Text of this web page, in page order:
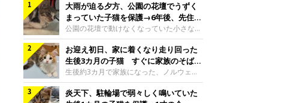
大雨が迫る夕方、公園の花壇でうずく
まっていた子猫を保護→6年後、先住猫
と“姉妹”のような関係に
公園の花壇で動けなくなっていた小さな子
猫。家族に迎えられてから6年、先住猫と
の間には深い絆が育まれていました。保護
当時のティダちゃん。
@muumuu62197189紹介するのは、
X（旧Twitter）ユーザー
@muumuu62197189さんの愛猫・ティダ
お迎え初日、家に着くなり走り回った
生後3カ月の子猫 すぐに家族のそばで
落ち着く姿に「迎えてよかった」
生後約3カ月で家族になった、ノルウェー
ジャンフォレストキャットの子猫。お迎え
翌日には、すでに家でくつろぐ様子を見せ
炎天下、駐輪場で弱々しく鳴いていた